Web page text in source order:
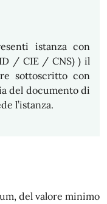
istanza con
/ CIE / CNS) ) il
sottoscritto con
del documento di
l’istanza.
del valore minimo